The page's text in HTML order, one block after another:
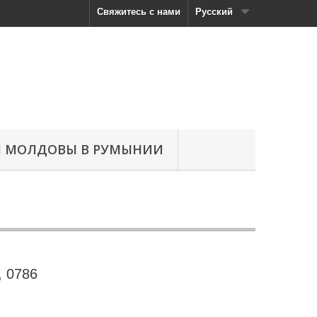
Русский
Свяжитесь с нами
МОЛДОВЫ В РУМЫНИИ
0786